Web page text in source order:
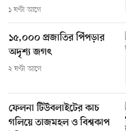
১ ঘণ্টা আগে
১৫,০০০ প্রজাতির পিঁপড়ার
অদৃশ্য জগৎ
২ ঘণ্টা আগে
ফেলনা টিউবলাইটের কাচ
গলিয়ে তাজমহল ও বিশ্বকাপ